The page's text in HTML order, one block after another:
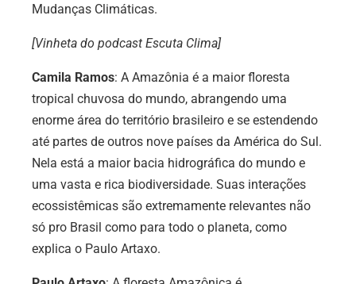
Mudanças Climáticas.
[Vinheta do podcast Escuta Clima]
Camila Ramos: A Amazônia é a maior floresta
tropical chuvosa do mundo, abrangendo uma
enorme área do território brasileiro e se estendendo
até partes de outros nove países da América do Sul.
Nela está a maior bacia hidrográfica do mundo e
uma vasta e rica biodiversidade. Suas interações
ecossistêmicas são extremamente relevantes não
só pro Brasil como para todo o planeta, como
explica o Paulo Artaxo.